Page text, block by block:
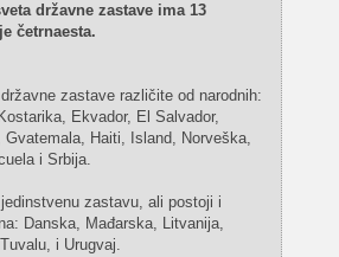
državne zastave ima 13
četrnaesta.
zastave različite od narodnih:
Ekvador, El Salvador,
Gvatemala, Haiti, Island, Norveška,
i Srbija.
zastavu, ali postoji i
Danska, Mađarska, Litvanija,
i Urugvaj.